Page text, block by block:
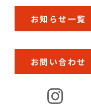
お知らせ一覧
お問い合わせ